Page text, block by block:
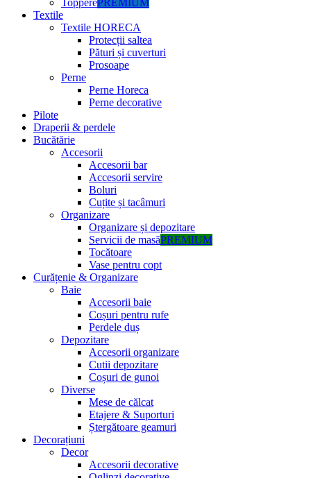
TopperePREMIUM
Textile
Textile HORECA
Protecții saltea
Pături și cuverturi
Prosoape
Perne
Perne Horeca
Perne decorative
Pilote
Draperii & perdele
Bucătărie
Accesorii
Accesorii bar
Accesorii servire
Boluri
Cuțite și tacâmuri
Organizare
Organizare și depozitare
Servicii de masăPREMIUM
Tocătoare
Vase pentru copt
Curățenie & Organizare
Baie
Accesorii baie
Coșuri pentru rufe
Perdele duș
Depozitare
Accesorii organizare
Cutii depozitare
Coșuri de gunoi
Diverse
Mese de călcat
Etajere & Suporturi
Ștergătoare geamuri
Decorațiuni
Decor
Accesorii decorative